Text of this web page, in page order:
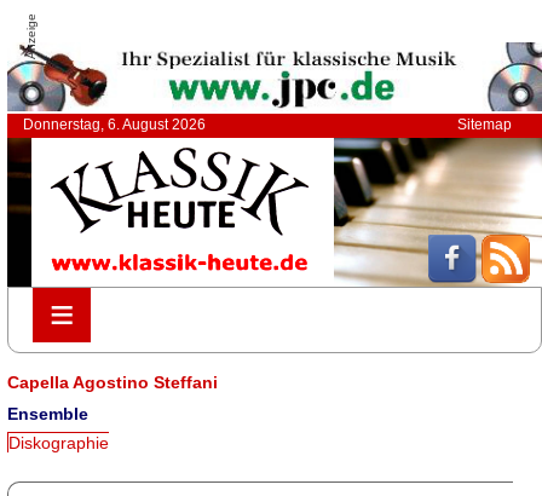
Anzeige
Donnerstag, 6. August 2026 Sitemap
≡
≡
Capella Agostino Steffani
Ensemble
Diskographie